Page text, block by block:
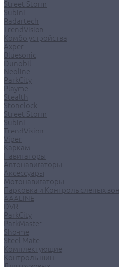
Street Storm
Subini
Radartech
TrendVision
Комбо устройства
Axper
Bluesonic
Dunobil
Neoline
ParkCity
Playme
Stealth
Stonelock
Street Storm
Subini
TrendVision
Viper
Каркам
Навигаторы
Автонавигаторы
Аксессуары
Мотонавигаторы
Парковка и Контроль слепых зон
AAALINE
DVR
ParkCity
ParkMaster
Sho-me
Steel Mate
Комплектующие
Контроль шин